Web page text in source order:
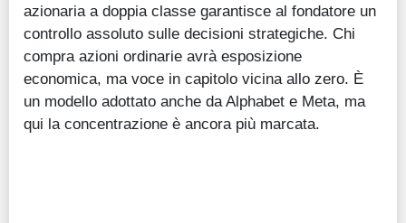
azionaria a doppia classe garantisce al fondatore un
controllo assoluto sulle decisioni strategiche. Chi
compra azioni ordinarie avrà esposizione
economica, ma voce in capitolo vicina allo zero. È
un modello adottato anche da Alphabet e Meta, ma
qui la concentrazione è ancora più marcata.